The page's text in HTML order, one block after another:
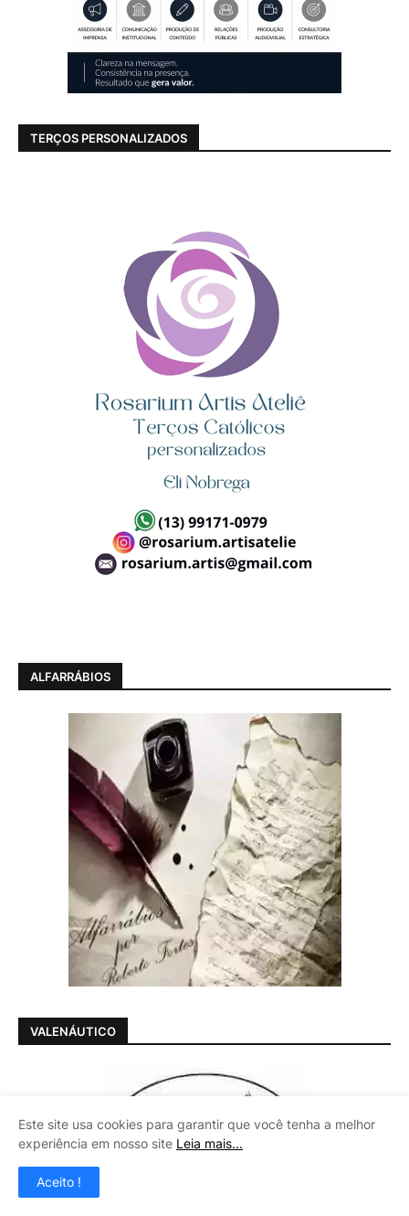
TERÇOS PERSONALIZADOS
ALFARRÁBIOS
VALENÁUTICO
Este site usa cookies para garantir que você tenha a melhor
experiência em nosso site Leia mais...
Aceito !